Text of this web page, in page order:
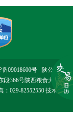
备09018600号
陕公网安
段366号陕西粮食大厦
：029-82552550 技术支